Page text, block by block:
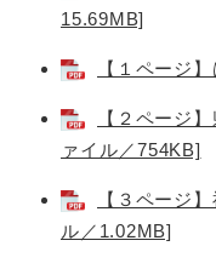
15.69MB]
【１ページ
【２ページ
ァイル／754KB]
【３ページ
ル／1.02MB]